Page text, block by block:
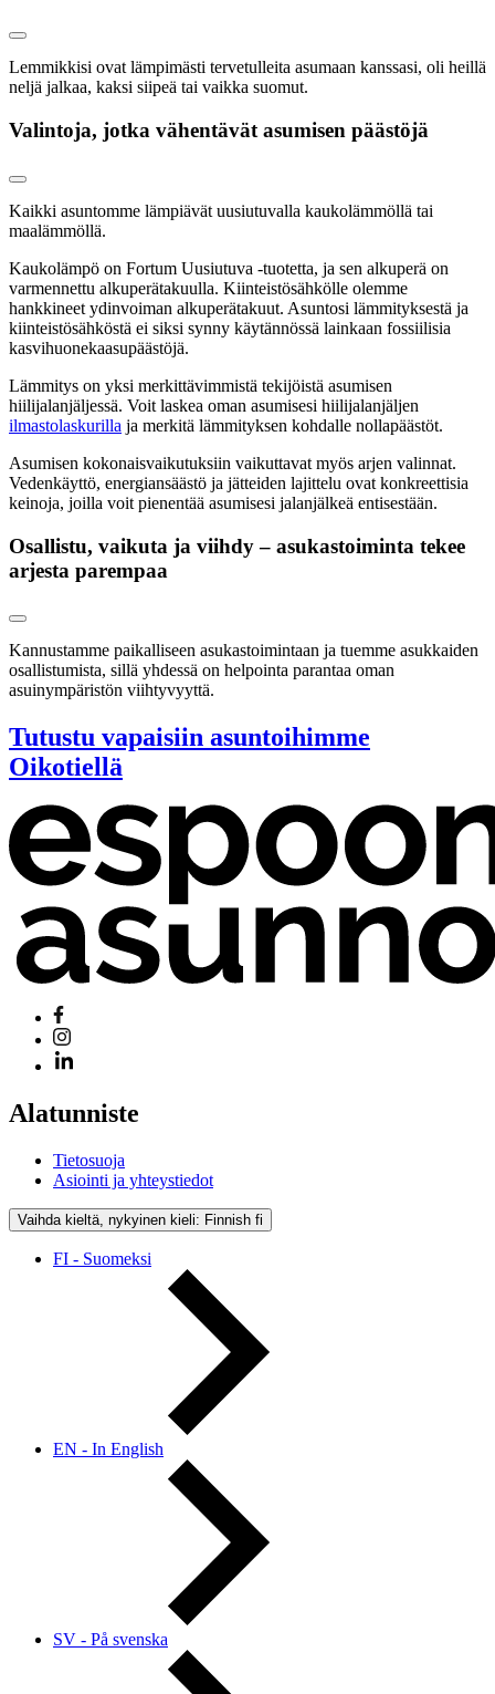
Lemmikkisi ovat lämpimästi tervetulleita asumaan kanssasi, oli heillä
neljä jalkaa, kaksi siipeä tai vaikka suomut.
Valintoja, jotka vähentävät asumisen päästöjä
Kaikki asuntomme lämpiävät uusiutuvalla kaukolämmöllä tai
maalämmöllä.
Kaukolämpö on Fortum Uusiutuva -tuotetta, ja sen alkuperä on
varmennettu alkuperätakuulla. Kiinteistösähkölle olemme
hankkineet ydinvoiman alkuperätakuut. Asuntosi lämmityksestä ja
kiinteistösähköstä ei siksi synny käytännössä lainkaan fossiilisia
kasvihuonekaasupäästöjä.
Lämmitys on yksi merkittävimmistä tekijöistä asumisen
hiilijalanjäljessä. Voit laskea oman asumisesi hiilijalanjäljen
ilmastolaskurilla ja merkitä lämmityksen kohdalle nollapäästöt.
Asumisen kokonaisvaikutuksiin vaikuttavat myös arjen valinnat.
Vedenkäyttö, energiansäästö ja jätteiden lajittelu ovat konkreettisia
keinoja, joilla voit pienentää asumisesi jalanjälkeä entisestään.
Osallistu, vaikuta ja viihdy – asukastoiminta tekee
arjesta parempaa
Kannustamme paikalliseen asukastoimintaan ja tuemme asukkaiden
osallistumista, sillä yhdessä on helpointa parantaa oman
asuinympäristön viihtyvyyttä.
Tutustu vapaisiin asuntoihimme
Oikotiellä
Alatunniste
Tietosuoja
Asiointi ja yhteystiedot
Vaihda kieltä, nykyinen kieli: Finnish fi
FI - Suomeksi
EN - In English
SV - På svenska